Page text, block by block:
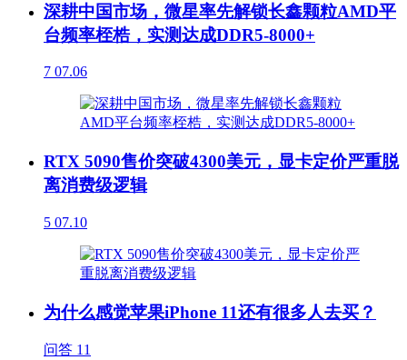
深耕中国市场，微星率先解锁长鑫颗粒AMD平
台频率桎梏，实测达成DDR5-8000+
7 07.06
RTX 5090售价突破4300美元，显卡定价严重脱
离消费级逻辑
5 07.10
为什么感觉苹果iPhone 11还有很多人去买？
问答 11